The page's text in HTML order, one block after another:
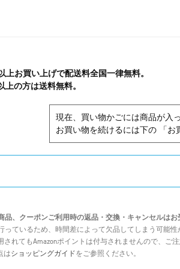
上お買い上げで配送料全国一律無料。
上の方は送料無料。
現在、買い物かごには商品が入
お買い物を続けるには下の 「お
品、クーポンご利用時の返品・交換・キャンセルはお
っているため、時間差によって欠品してしまう可能性
されてもAmazonポイントは付与されませんので、ご注
はショッピングガイドをご参照ください。